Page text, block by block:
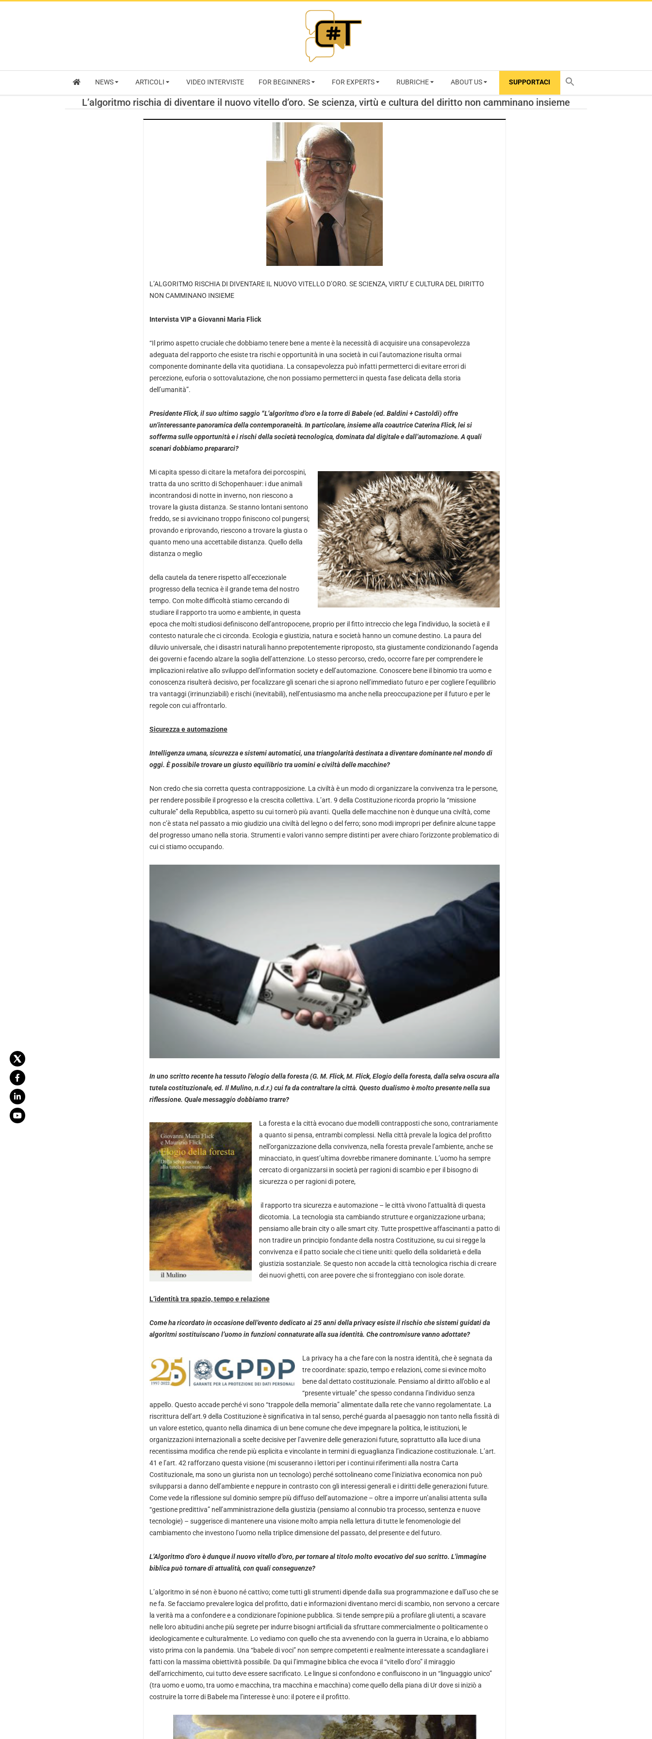
RIVISTA
CYBERSECURITY
TRENDS
NEWS ARTICOLI VIDEO INTERVISTE FOR BEGINNERS FOR EXPERTS RUBRICHE ABOUT US SUPPORTACI
L’algoritmo rischia di diventare il nuovo vitello d’oro. Se scienza, virtù e cultura del diritto non camminano insieme
L’ALGORITMO RISCHIA DI DIVENTARE IL NUOVO VITELLO D’ORO. SE SCIENZA, VIRTU’ E CULTURA DEL DIRITTO
NON CAMMINANO INSIEME
Intervista VIP a Giovanni Maria Flick
“Il primo aspetto cruciale che dobbiamo tenere bene a mente è la necessità di acquisire una consapevolezza
adeguata del rapporto che esiste tra rischi e opportunità in una società in cui l’automazione risulta ormai
componente dominante della vita quotidiana. La consapevolezza può infatti permetterci di evitare errori di
percezione, euforia o sottovalutazione, che non possiamo permetterci in questa fase delicata della storia
dell’umanità”.
Presidente Flick, il suo ultimo saggio “L’algoritmo d’oro e la torre di Babele (ed. Baldini + Castoldi) offre
un’interessante panoramica della contemporaneità. In particolare, insieme alla coautrice Caterina Flick, lei si
sofferma sulle opportunità e i rischi della società tecnologica, dominata dal digitale e dall’automazione. A quali
scenari dobbiamo prepararci?
Mi capita spesso di citare la metafora dei porcospini,
tratta da uno scritto di Schopenhauer: i due animali
incontrandosi di notte in inverno, non riescono a
trovare la giusta distanza. Se stanno lontani sentono
freddo, se si avvicinano troppo finiscono col pungersi;
provando e riprovando, riescono a trovare la giusta o
quanto meno una accettabile distanza. Quello della
distanza o meglio
della cautela da tenere rispetto all’eccezionale
progresso della tecnica è il grande tema del nostro
tempo. Con molte difficoltà stiamo cercando di
studiare il rapporto tra uomo e ambiente, in questa
epoca che molti studiosi definiscono dell’antropocene, proprio per il fitto intreccio che lega l’individuo, la società e il
contesto naturale che ci circonda. Ecologia e giustizia, natura e società hanno un comune destino. La paura del
diluvio universale, che i disastri naturali hanno prepotentemente riproposto, sta giustamente condizionando l’agenda
dei governi e facendo alzare la soglia dell’attenzione. Lo stesso percorso, credo, occorre fare per comprendere le
implicazioni relative allo sviluppo dell’information society e dell’automazione. Conoscere bene il binomio tra uomo e
conoscenza risulterà decisivo, per focalizzare gli scenari che si aprono nell’immediato futuro e per cogliere l’equilibrio
tra vantaggi (irrinunziabili) e rischi (inevitabili), nell’entusiasmo ma anche nella preoccupazione per il futuro e per le
regole con cui affrontarlo.
Sicurezza e automazione
Intelligenza umana, sicurezza e sistemi automatici, una triangolarità destinata a diventare dominante nel mondo di
oggi. È possibile trovare un giusto equilibrio tra uomini e civiltà delle macchine?
Non credo che sia corretta questa contrapposizione. La civiltà è un modo di organizzare la convivenza tra le persone,
per rendere possibile il progresso e la crescita collettiva. L’art. 9 della Costituzione ricorda proprio la “missione
culturale” della Repubblica, aspetto su cui tornerò più avanti. Quella delle macchine non è dunque una civiltà, come
non c’è stata nel passato a mio giudizio una civiltà del legno o del ferro; sono modi impropri per definire alcune tappe
del progresso umano nella storia. Strumenti e valori vanno sempre distinti per avere chiaro l’orizzonte problematico di
cui ci stiamo occupando.
In uno scritto recente ha tessuto l’elogio della foresta (G. M. Flick, M. Flick, Elogio della foresta, dalla selva oscura alla
tutela costituzionale, ed. Il Mulino, n.d.r.) cui fa da contraltare la città. Questo dualismo è molto presente nella sua
riflessione. Quale messaggio dobbiamo trarre?
La foresta e la città evocano due modelli contrapposti che sono, contrariamente
a quanto si pensa, entrambi complessi. Nella città prevale la logica del profitto
nell’organizzazione della convivenza, nella foresta prevale l’ambiente, anche se
minacciato, in quest’ultima dovrebbe rimanere dominante. L’uomo ha sempre
cercato di organizzarsi in società per ragioni di scambio e per il bisogno di
sicurezza o per ragioni di potere,
il rapporto tra sicurezza e automazione – le città vivono l’attualità di questa
dicotomia. La tecnologia sta cambiando strutture e organizzazione urbana;
pensiamo alle brain city o alle smart city. Tutte prospettive affascinanti a patto di
non tradire un principio fondante della nostra Costituzione, su cui si regge la
convivenza e il patto sociale che ci tiene uniti: quello della solidarietà e della
giustizia sostanziale. Se questo non accade la città tecnologica rischia di creare
dei nuovi ghetti, con aree povere che si fronteggiano con isole dorate.
L’identità tra spazio, tempo e relazione
Come ha ricordato in occasione dell’evento dedicato ai 25 anni della privacy esiste il rischio che sistemi guidati da
algoritmi sostituiscano l’uomo in funzioni connaturate alla sua identità. Che contromisure vanno adottate?
La privacy ha a che fare con la nostra identità, che è segnata da
tre coordinate: spazio, tempo e relazioni, come si evince molto
bene dal dettato costituzionale. Pensiamo al diritto all’oblio e al
“presente virtuale” che spesso condanna l’individuo senza
appello. Questo accade perché vi sono “trappole della memoria” alimentate dalla rete che vanno regolamentate. La
riscrittura dell’art.9 della Costituzione è significativa in tal senso, perché guarda al paesaggio non tanto nella fissità di
un valore estetico, quanto nella dinamica di un bene comune che deve impegnare la politica, le istituzioni, le
organizzazioni internazionali a scelte decisive per l’avvenire delle generazioni future, soprattutto alla luce di una
recentissima modifica che rende più esplicita e vincolante in termini di eguaglianza l’indicazione costituzionale. L’art.
41 e l’art. 42 rafforzano questa visione (mi scuseranno i lettori per i continui riferimenti alla nostra Carta
Costituzionale, ma sono un giurista non un tecnologo) perché sottolineano come l’iniziativa economica non può
svilupparsi a danno dell’ambiente e neppure in contrasto con gli interessi generali e i diritti delle generazioni future.
Come vede la riflessione sul dominio sempre più diffuso dell’automazione – oltre a imporre un’analisi attenta sulla
“gestione predittiva” nell’amministrazione della giustizia (pensiamo al connubio tra processo, sentenza e nuove
tecnologie) – suggerisce di mantenere una visione molto ampia nella lettura di tutte le fenomenologie del
cambiamento che investono l’uomo nella triplice dimensione del passato, del presente e del futuro.
L’Algoritmo d’oro è dunque il nuovo vitello d’oro, per tornare al titolo molto evocativo del suo scritto. L’immagine
biblica può tornare di attualità, con quali conseguenze?
L’algoritmo in sé non è buono né cattivo; come tutti gli strumenti dipende dalla sua programmazione e dall’uso che se
ne fa. Se facciamo prevalere logica del profitto, dati e informazioni diventano merci di scambio, non servono a cercare
la verità ma a confondere e a condizionare l’opinione pubblica. Si tende sempre più a profilare gli utenti, a scavare
nelle loro abitudini anche più segrete per indurre bisogni artificiali da sfruttare commercialmente o politicamente o
ideologicamente e culturalmente. Lo vediamo con quello che sta avvenendo con la guerra in Ucraina, e lo abbiamo
visto prima con la pandemia. Una “babele di voci” non sempre competenti e realmente interessate a scandagliare i
fatti con la massima obiettività possibile. Da qui l’immagine biblica che evoca il “vitello d’oro” il miraggio
dell’arricchimento, cui tutto deve essere sacrificato. Le lingue si confondono e confluiscono in un “linguaggio unico”
(tra uomo e uomo, tra uomo e macchina, tra macchina e macchina) come quello della piana di Ur dove si iniziò a
costruire la torre di Babele ma l’interesse è uno: il potere e il profitto.